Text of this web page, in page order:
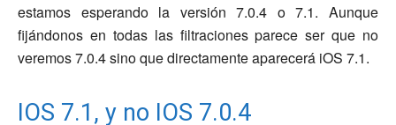
estamos esperando la versión 7.0.4 o 7.1. Aunque
fijándonos en todas las filtraciones parece ser que no
veremos 7.0.4 sino que directamente aparecerá iOS 7.1.
IOS 7.1, y no IOS 7.0.4